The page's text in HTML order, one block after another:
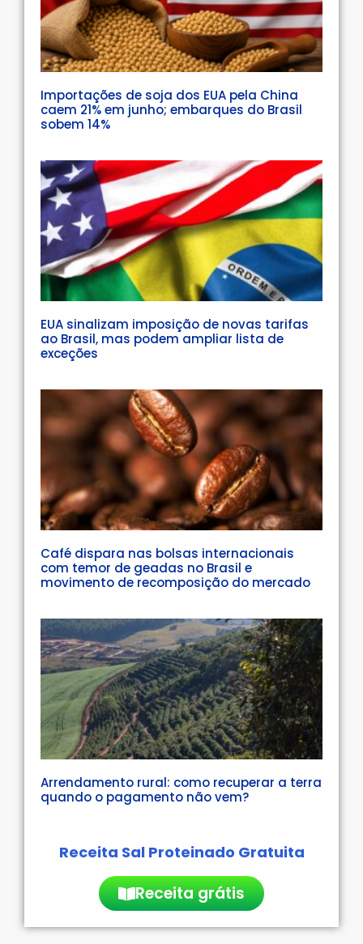
Importações de soja dos EUA pela China
caem 21% em junho; embarques do Brasil
sobem 14%
EUA sinalizam imposição de novas tarifas
ao Brasil, mas podem ampliar lista de
exceções
Café dispara nas bolsas internacionais
com temor de geadas no Brasil e
movimento de recomposição do mercado
Arrendamento rural: como recuperar a terra
quando o pagamento não vem?
Receita Sal Proteinado Gratuita
Receita grátis